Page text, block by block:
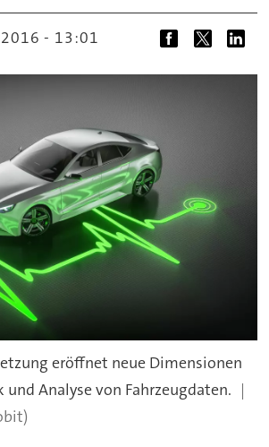
2016 - 13:01
eröffnet neue Dimensionen
Analyse von Fahrzeugdaten.